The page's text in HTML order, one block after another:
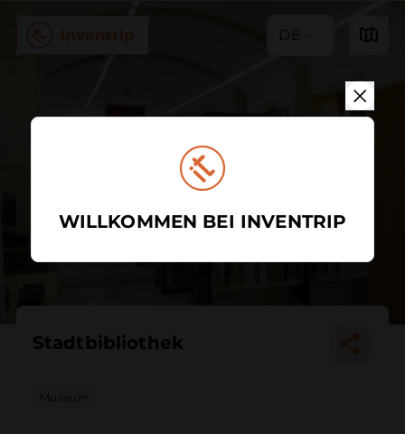
DE
Stadtbibliothek
Museum
WILLKOMMEN BEI INVENTRIP